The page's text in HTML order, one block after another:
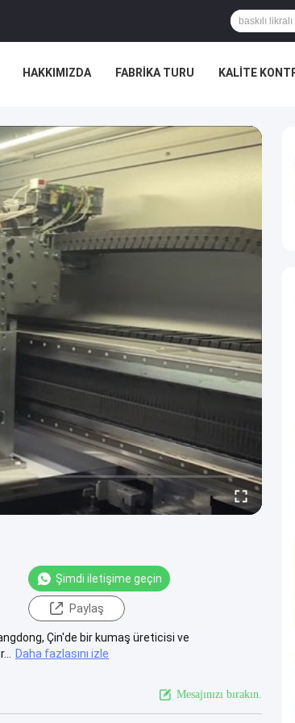
HAKKIMIZDA FABRIKA TURU KALITE
Şimdi iletişime geçin
Paylaş
Çin'de bir kumaş üreticisi ve
Daha fazlasını izle
Mesajınızı bırakın.